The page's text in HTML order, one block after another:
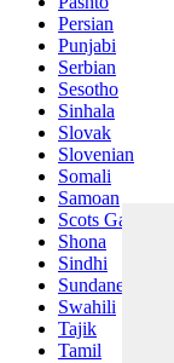
Persian
Punjabi
Serbian
Sesotho
Sinhala
Slovak
Slovenian
Somali
Samoan
Scots Gaelic
Shona
Sindhi
Sundanese
Swahili
Tajik
Tamil